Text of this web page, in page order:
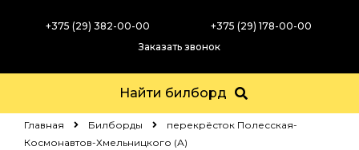
+375 (29) 382-00-00
+375 (29) 178-00-00
Заказать звонок
Найти билборд
Главная Билборды
перекрёсток Полесская-
Космонавтов-Хмельницкого (А)